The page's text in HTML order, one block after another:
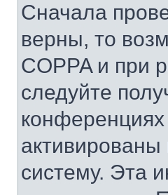
Сначала
верны, то
COPPA и при
следуйте
систему. Эта